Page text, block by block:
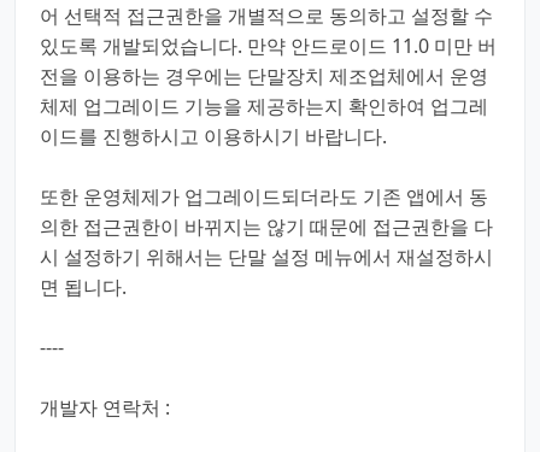
어 선택적 접근권한을 개별적으로 동의하고 설정할 수
있도록 개발되었습니다. 만약 안드로이드 11.0 미만 버
전을 이용하는 경우에는 단말장치 제조업체에서 운영
체제 업그레이드 기능을 제공하는지 확인하여 업그레
이드를 진행하시고 이용하시기 바랍니다.
또한 운영체제가 업그레이드되더라도 기존 앱에서 동
의한 접근권한이 바뀌지는 않기 때문에 접근권한을 다
시 설정하기 위해서는 단말 설정 메뉴에서 재설정하시
면 됩니다.
----
개발자 연락처 :